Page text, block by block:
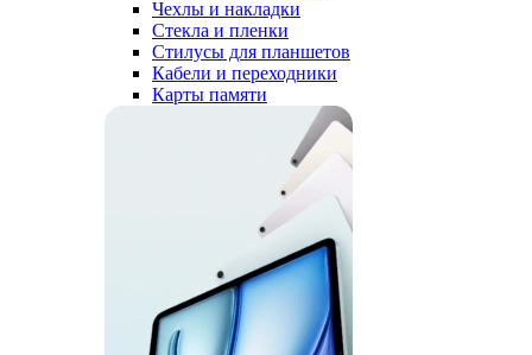
Чехлы и накладки
Стекла и пленки
Стилусы для планшетов
Кабели и переходники
Карты памяти